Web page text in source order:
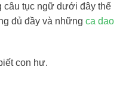
câu tục ngữ dưới đây thể
đủ đầy và những ca dao
con hư.